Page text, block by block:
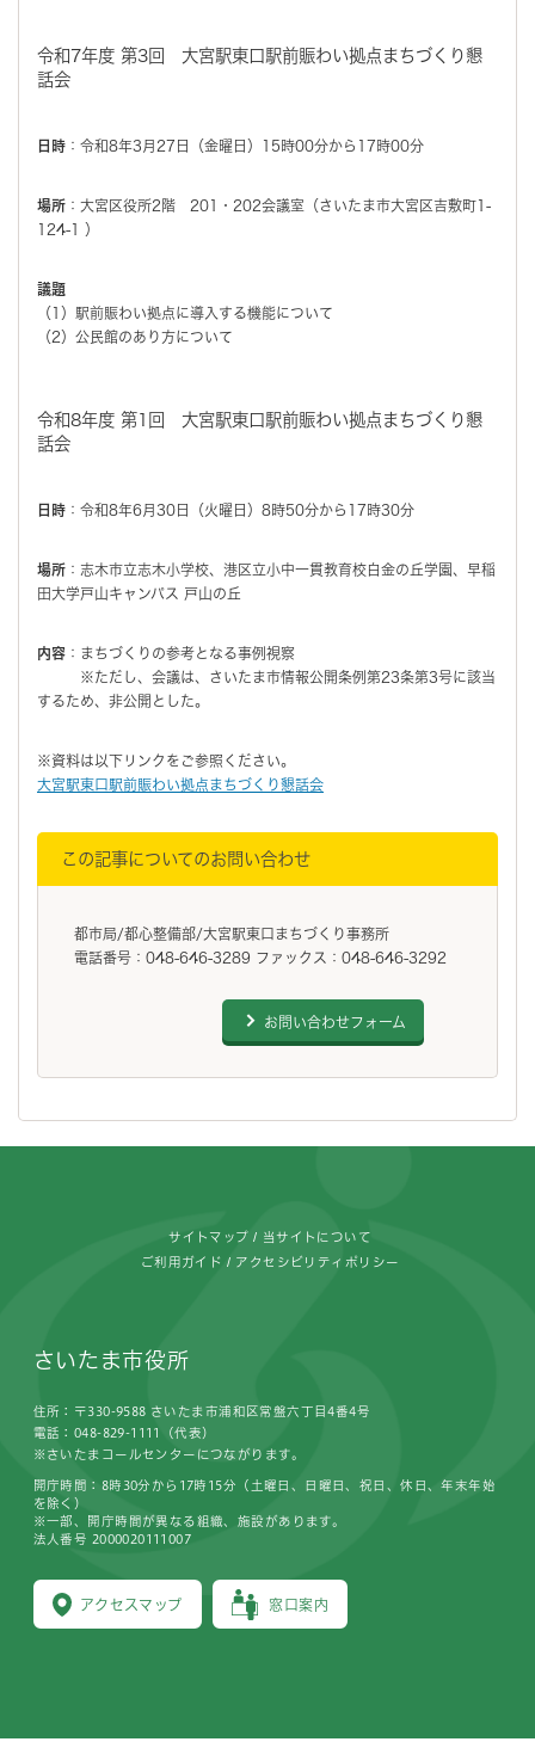
令和7年度 第3回 大宮駅東口駅前賑わい拠点まちづくり懇
話会
日時 ：令和8年3月27日（金曜日）15時00分から17時00分
場所 ：大宮区役所2階 201・202会議室（さいたま市大宮区吉敷町1-
124-1 ）
議題
（1）駅前賑わい拠点に導入する機能について
（2）公民館のあり方について
令和8年度 第1回 大宮駅東口駅前賑わい拠点まちづくり懇
話会
日時 ：令和8年6月30日（火曜日）8時50分から17時30分
場所 ：志木市立志木小学校、港区立小中一貫教育校白金の丘学園、早稲
田大学戸山キャンパス 戸山の丘
内容 ：まちづくりの参考となる事例視察
※ただし、会議は、さいたま市情報公開条例第23条第3号に該当
するため、非公開とした。
※資料は以下リンクをご参照ください。
大宮駅東口駅前賑わい拠点まちづくり懇話会
この記事についてのお問い合わせ
都市局/都心整備部/大宮駅東口まちづくり事務所
電話番号：048-646-3289 ファックス：048-646-3292
お問い合わせフォーム
サイトマップ 当サイトについて
ご利用ガイド アクセシビリティポリシー
さいたま市役所
住所：〒330-9588 さいたま市浦和区常盤六丁目4番4号
電話：048-829-1111（代表）
※さいたまコールセンターにつながります。
アクセスマップ 窓口案内
開庁時間：8時30分から17時15分（土曜日、日曜日、祝日、休日、年末年始
を除く）
※一部、開庁時間が異なる組織、施設があります。
法人番号 2000020111007